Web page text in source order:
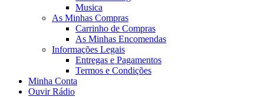
Musica
As Minhas Compras
Carrinho de Compras
As Minhas Encomendas
Informações Legais
Entregas e Pagamentos
Termos e Condições
Minha Conta
Ouvir Rádio